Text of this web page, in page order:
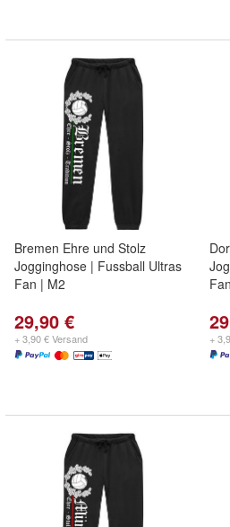
Bremen Ehre und Stolz
Jogginghose | Fussball Ultras
Fan | M2
29,90 €
+ 3,90 € Versand +